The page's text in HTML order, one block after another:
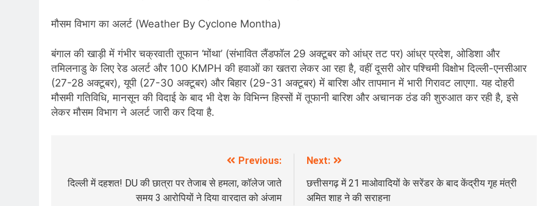
मौसम विभाग का अलर्ट (Weather By Cyclone Montha)
बंगाल की खाड़ी में गंभीर चक्रवाती तूफान ‘मोंथा’ (संभावित लैंडफॉल 29 अक्टूबर को आंध्र तट पर) आंध्र प्रदेश, ओडिशा और
तमिलनाडु के लिए रेड अलर्ट और 100 KMPH की हवाओं का खतरा लेकर आ रहा है, वहीं दूसरी ओर पश्चिमी विक्षोभ दिल्ली-एनसीआर
(27-28 अक्टूबर), यूपी (27-30 अक्टूबर) और बिहार (29-31 अक्टूबर) में बारिश और तापमान में भारी गिरावट लाएगा. यह दोहरी
मौसमी गतिविधि, मानसून की विदाई के बाद भी देश के विभिन्न हिस्सों में तूफानी बारिश और अचानक ठंड की शुरुआत कर रही है, इसे
लेकर मौसम विभाग ने अलर्ट जारी कर दिया है.
navigation
Previous:
दिल्ली में दहशत! DU की छात्रा पर तेजाब से हमला, कॉलेज जाते
समय 3 आरोपियों ने दिया वारदात को अंजाम
Next:
छत्तीसगढ़ में 21 माओवादियों के सरेंडर के बाद केंद्रीय गृह मंत्री
अमित शाह ने की सराहना